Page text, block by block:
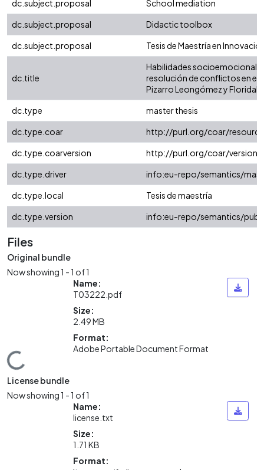
dc.subject.proposal
School mediation
dc.subject.proposal
Didactic toolbox
dc.subject.proposal
Tesis de Maestría en
dc.title
Habilidades
resolución de conflictos en
Pizarro Leongómez y
dc.type
master thesis
dc.type.coar
http://purl.org/coar/
dc.type.coarversion
http://purl.org/coar/
dc.type.driver
info:eu-repo/semantics/
dc.type.local
Tesis de maestría
dc.type.version
info:eu-repo/semantics/
Files
Original bundle
Now showing1 - 1 of 1
Name:
T03222.pdf
Size:
2.49 MB
Format:
Adobe Portable Document Format
License bundle
Now showing1 - 1 of 1
Name:
license.txt
Size:
1.71 KB
Format: